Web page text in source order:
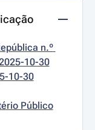
n.º
10-30
10-30
Público